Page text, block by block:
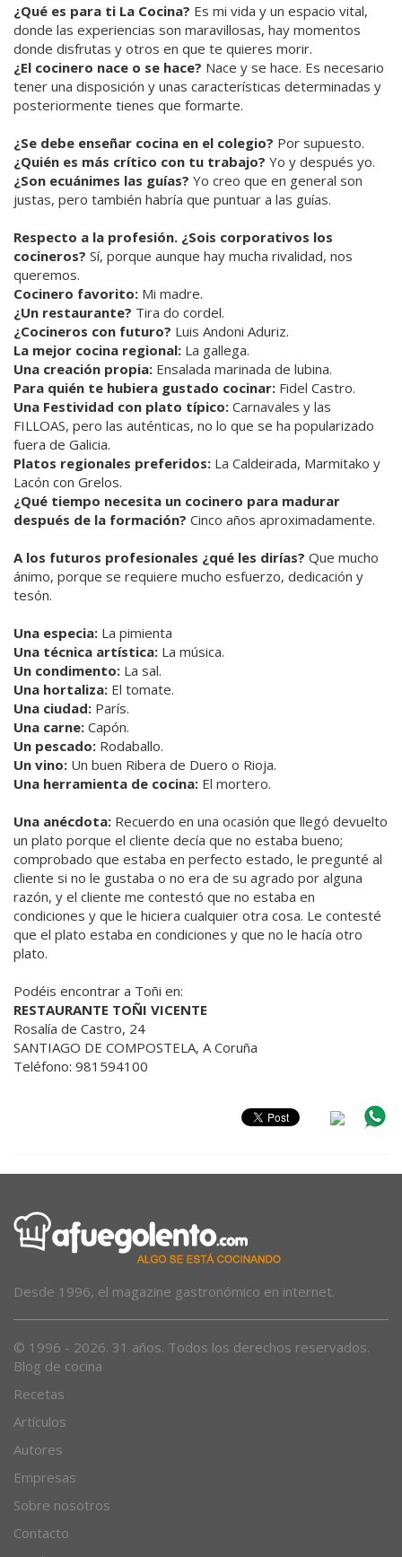
¿Qué es para ti La Cocina? Es mi vida y un espacio vital,
donde las experiencias son maravillosas, hay momentos
donde disfrutas y otros en que te quieres morir.
¿El cocinero nace o se hace? Nace y se hace. Es necesario
tener una disposición y unas características determinadas y
posteriormente tienes que formarte.
¿Se debe enseñar cocina en el colegio? Por supuesto.
¿Quién es más crítico con tu trabajo? Yo y después yo.
¿Son ecuánimes las guías? Yo creo que en general son
justas, pero también habría que puntuar a las guías.
Respecto a la profesión. ¿Sois corporativos los
cocineros? Sí, porque aunque hay mucha rivalidad, nos
queremos.
Cocinero favorito: Mi madre.
¿Un restaurante? Tira do cordel.
¿Cocineros con futuro? Luis Andoni Aduriz.
La mejor cocina regional: La gallega.
Una creación propia: Ensalada marinada de lubina.
Para quién te hubiera gustado cocinar: Fidel Castro.
Una Festividad con plato típico: Carnavales y las
FILLOAS, pero las auténticas, no lo que se ha popularizado
fuera de Galicia.
Platos regionales preferidos: La Caldeirada, Marmitako y
Lacón con Grelos.
¿Qué tiempo necesita un cocinero para madurar
después de la formación? Cinco años aproximadamente.
A los futuros profesionales ¿qué les dirías? Que mucho
ánimo, porque se requiere mucho esfuerzo, dedicación y
tesón.
Una especia: La pimienta
Una técnica artística: La música.
Un condimento: La sal.
Una hortaliza: El tomate.
Una ciudad: París.
Una carne: Capón.
Un pescado: Rodaballo.
Un vino: Un buen Ribera de Duero o Rioja.
Una herramienta de cocina: El mortero.
Una anécdota: Recuerdo en una ocasión que llegó devuelto
un plato porque el cliente decía que no estaba bueno;
comprobado que estaba en perfecto estado, le pregunté al
cliente si no le gustaba o no era de su agrado por alguna
razón, y el cliente me contestó que no estaba en
condiciones y que le hiciera cualquier otra cosa. Le contesté
que el plato estaba en condiciones y que no le hacía otro
plato.
Podéis encontrar a Toñi en:
RESTAURANTE TOÑI VICENTE
Rosalía de Castro, 24
SANTIAGO DE COMPOSTELA, A Coruña
Teléfono: 981594100
Desde 1996, el magazine gastronómico en internet.
© 1996 - 2026. 31 años. Todos los derechos reservados.
Blog de cocina
Recetas
Artículos
Autores
Empresas
Sobre nosotros
Contacto